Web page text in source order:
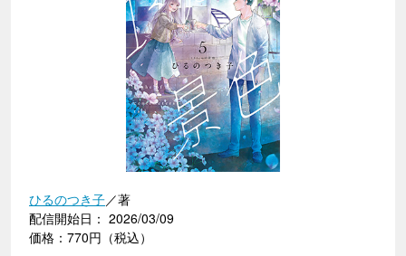
ひるのつき子／著
配信開始日： 2026/03/09
価格：770円（税込）